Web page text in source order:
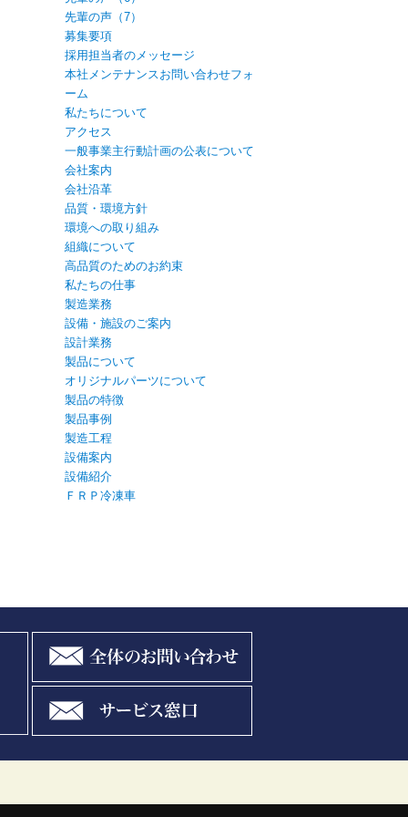
先輩の声（7）
募集要項
採用担当者のメッセージ
本社メンテナンスお問い合わせフォ
ーム
私たちについて
アクセス
一般事業主行動計画の公表について
会社案内
会社沿革
品質・環境方針
環境への取り組み
組織について
高品質のためのお約束
私たちの仕事
製造業務
設備・施設のご案内
設計業務
製品について
オリジナルパーツについて
製品の特徴
製品事例
製造工程
設備案内
設備紹介
ＦＲＰ冷凍車